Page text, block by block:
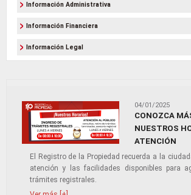
Información Administrativa
Información Financiera
Información Legal
04/01/2025
CONOZCA
NUESTROS
ATENCIÓN
El Registro de la Propiedad recuerda a la
atención y las facilidades disponibles para
trámites registrales.